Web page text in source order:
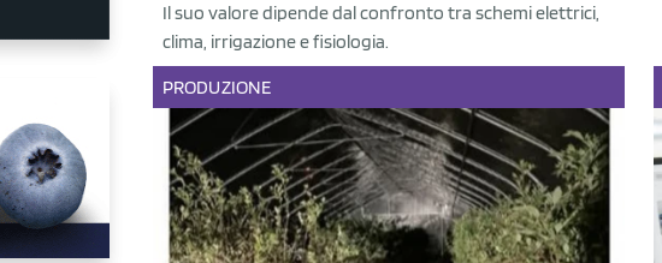
Il suo valore dipende dal confronto tra schemi elettrici,
clima, irrigazione e fisiologia.
PRODUZIONE